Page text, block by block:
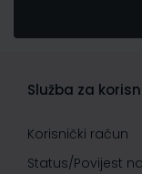
Služba za
Korisnički račun
Status/Povijest